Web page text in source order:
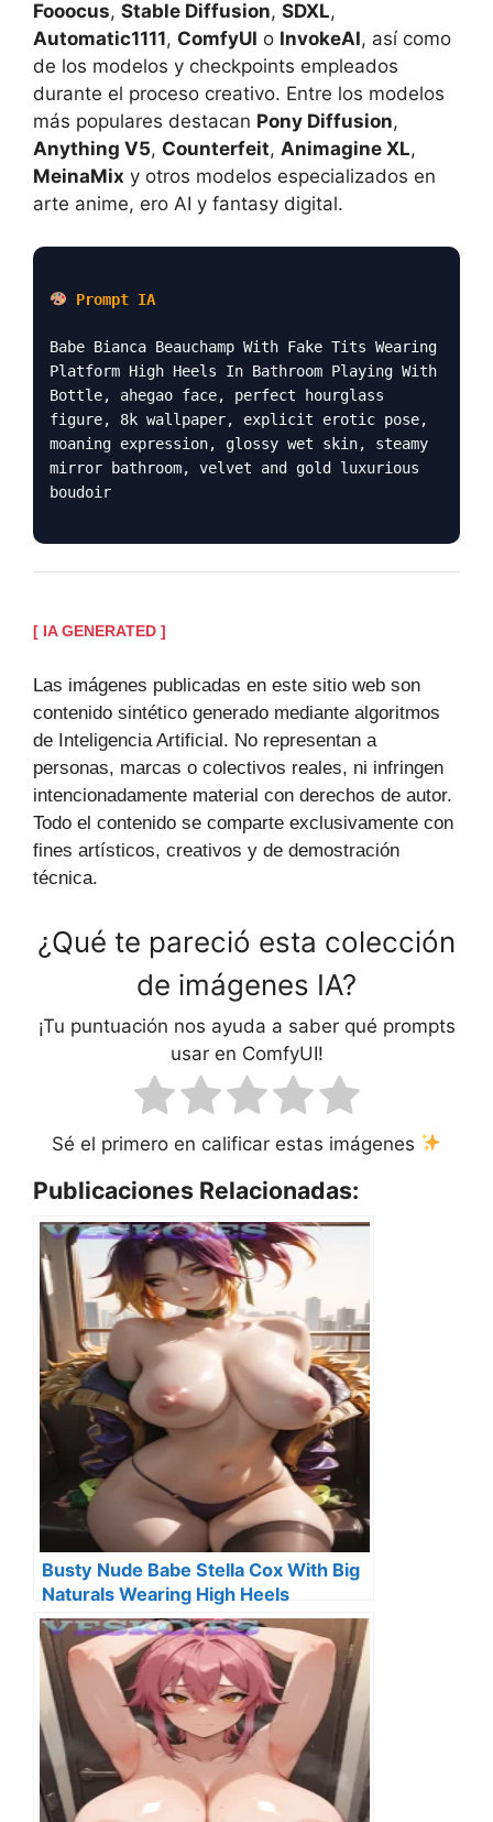
Fooocus, Stable Diffusion, SDXL,
Automatic1111, ComfyUI o InvokeAI, así como
de los modelos y checkpoints empleados
durante el proceso creativo. Entre los modelos
más populares destacan Pony Diffusion,
Anything V5, Counterfeit, Animagine XL,
MeinaMix y otros modelos especializados en
arte anime, ero AI y fantasy digital.
Prompt IA
Babe Bianca Beauchamp With Fake Tits Wearing
Platform High Heels In Bathroom Playing With
Bottle, ahegao face, perfect hourglass
figure, 8k wallpaper, explicit erotic pose,
moaning expression, glossy wet skin, steamy
mirror bathroom, velvet and gold luxurious
boudoir
[ IA GENERATED ]
Las imágenes publicadas en este sitio web son
contenido sintético generado mediante algoritmos
de Inteligencia Artificial. No representan a
personas, marcas o colectivos reales, ni infringen
intencionadamente material con derechos de autor.
Todo el contenido se comparte exclusivamente con
fines artísticos, creativos y de demostración
técnica.
¿Qué te pareció esta colección
de imágenes IA?
¡Tu puntuación nos ayuda a saber qué prompts
usar en ComfyUI!
Sé el primero en calificar estas imágenes
Publicaciones Relacionadas:
Busty Nude Babe Stella Cox With Big
Naturals Wearing High Heels